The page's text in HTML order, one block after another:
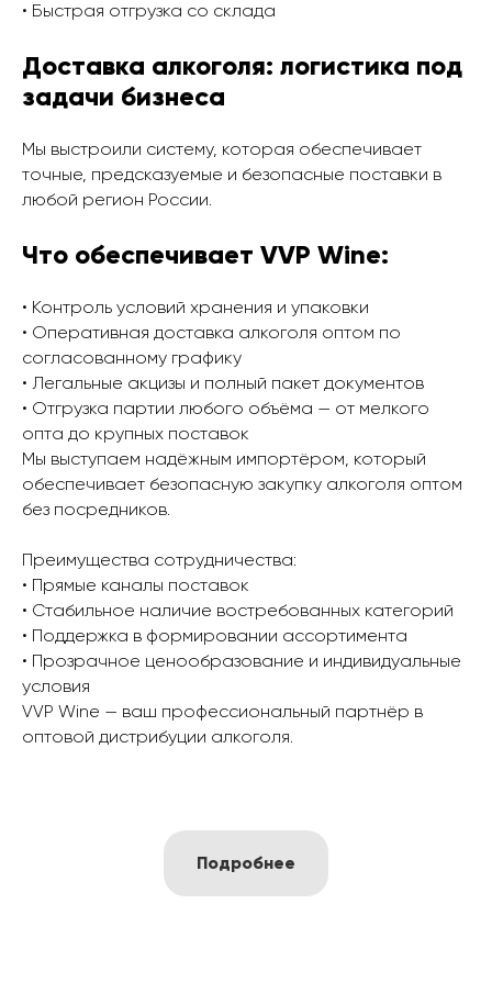
• Быстрая отгрузка со склада
Доставка алкоголя: логистика под
задачи бизнеса
Мы выстроили систему, которая обеспечивает
точные, предсказуемые и безопасные поставки в
любой регион России.
Что обеспечивает VVP Wine:
• Контроль условий хранения и упаковки
• Оперативная доставка алкоголя оптом по
согласованному графику
• Легальные акцизы и полный пакет документов
• Отгрузка партии любого объёма — от мелкого
опта до крупных поставок
Мы выступаем надёжным импортёром, который
обеспечивает безопасную закупку алкоголя оптом
без посредников.
Преимущества сотрудничества:
• Прямые каналы поставок
• Стабильное наличие востребованных категорий
• Поддержка в формировании ассортимента
• Прозрачное ценообразование и индивидуальные
условия
VVP Wine — ваш профессиональный партнёр в
оптовой дистрибуции алкоголя.
Подробнее